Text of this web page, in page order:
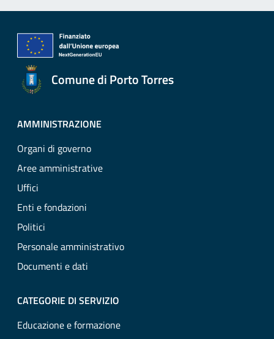
Comune di Porto Torres
AMMINISTRAZIONE
Organi di governo
Aree amministrative
Uffici
Enti e fondazioni
Politici
Personale amministrativo
Documenti e dati
CATEGORIE DI SERVIZIO
Educazione e formazione